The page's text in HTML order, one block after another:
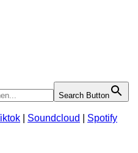
Search Button
Soundcloud Spotify